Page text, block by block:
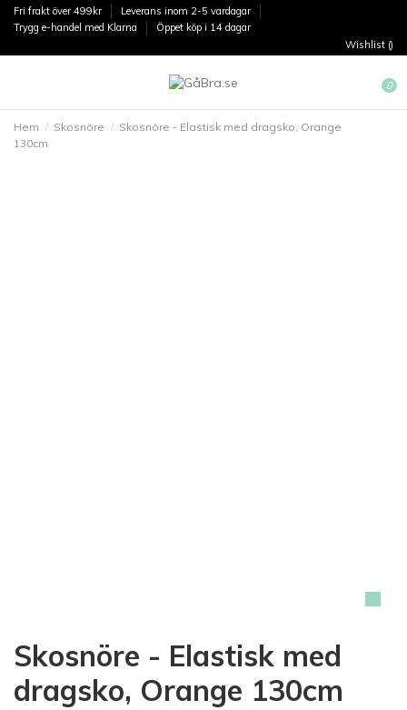
Fri frakt över 499kr
Leverans inom 2-5 vardagar
Trygg e-handel med Klarna
Öppet köp i 14 dagar
Wishlist ()
0
Hem Skosnöre
Skosnöre - Elastisk med dragsko, Orange
130cm
Skosnöre - Elastisk med
dragsko, Orange 130cm